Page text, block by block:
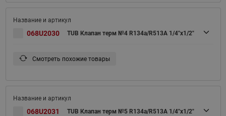
068U2030 TUB Клапан терм №4 R134a/R513A 1/4"x1/2"
Смотреть похожие товары
068U2031 TUB Клапан терм №5 R134a/R513A 1/4"x1/2"